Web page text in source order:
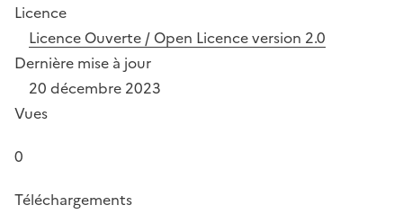
Licence
Licence Ouverte / Open Licence version 2.0
Dernière mise à jour
20 décembre 2023
Vues
0
Téléchargements